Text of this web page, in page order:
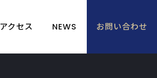
アクセス NEWS お問い合わせ